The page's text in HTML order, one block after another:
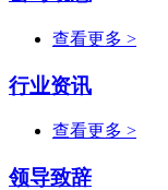
查看更多 >
行业资讯
查看更多 >
领导致辞